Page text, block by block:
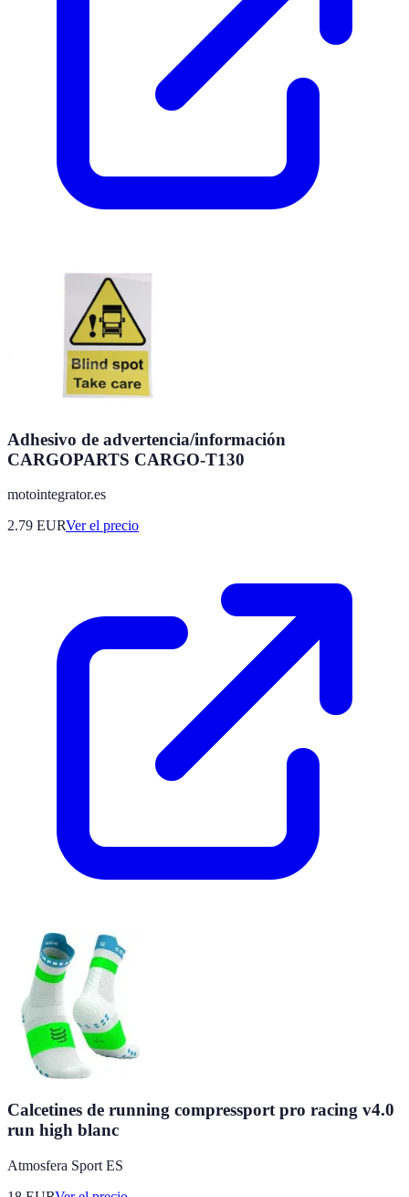
Adhesivo de advertencia/información
CARGOPARTS CARGO-T130
motointegrator.es
2.79 EURVer el precio
Calcetines de running compressport pro racing v4.0
run high blanc
Atmosfera Sport ES